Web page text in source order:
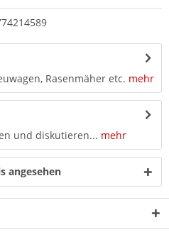
Rasenmäher etc. mehr
und diskutieren... mehr
angesehen